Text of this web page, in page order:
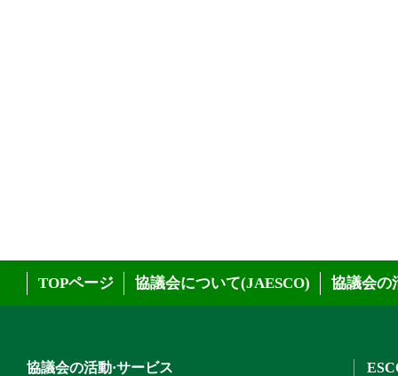
TOPページ 協議会について(JAESCO) 協議会の
協議会の活動·サービス